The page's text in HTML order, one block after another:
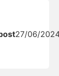
27/06/